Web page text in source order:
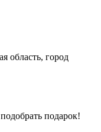
область, город